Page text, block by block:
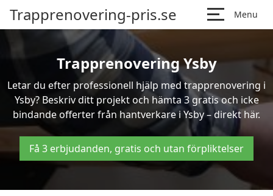
Trapprenovering-pris.se Menu
Trapprenovering Ysby
Letar du efter professionell hjälp med trapprenovering i
Ysby? Beskriv ditt projekt och hämta 3 gratis och icke
bindande offerter från hantverkare i Ysby – direkt här.
Få 3 erbjudanden, gratis och utan förpliktelser